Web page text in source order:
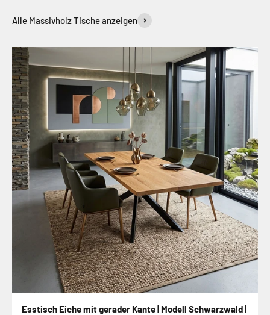
Alle Massivholz Tische anzeigen
Esstisch Eiche mit gerader Kante | Modell Schwarzwald |